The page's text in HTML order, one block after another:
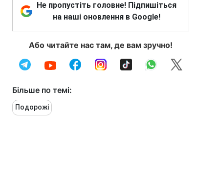
Не пропустіть головне! Підпишіться
на наші оновлення в Google!
Або читайте нас там, де вам зручно!
Більше по темі:
Подорожі